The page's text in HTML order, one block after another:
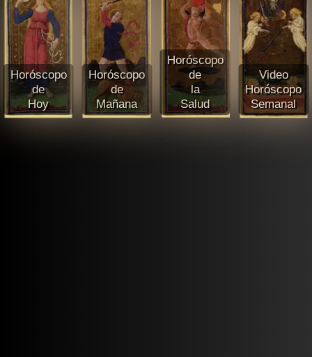
Horóscopo
de
Hoy
Horóscopo
de
Mañana
Horóscopo
de
la
Salud
Video
Horóscopo
Semanal